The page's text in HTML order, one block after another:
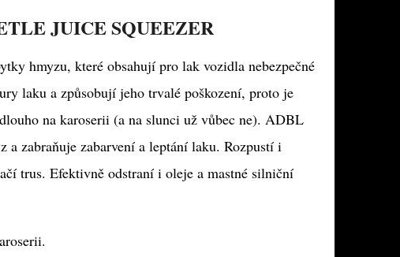
JUICE SQUEEZER
hmyzu, které obsahují pro lak vozidla nebezpečné
laku a způsobují jeho trvalé poškození, proto je
na karoserii (a na slunci už vůbec ne). ADBL
a zabraňuje zabarvení a leptání laku. Rozpustí i
trus. Efektivně odstraní i oleje a mastné silniční